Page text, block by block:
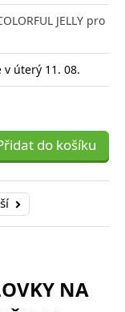
JELLY pro
v úterý 11. 08.
do košíku
NA